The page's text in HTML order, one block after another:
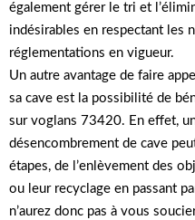
également gérer le tri et
indésirables en respectant les
réglementations en vigueur.
Un autre avantage de faire
sa cave est la possibilité de
sur voglans 73420. En effet,
désencombrement de cave
étapes, de l’enlèvement des
ou leur recyclage en passant
n’aurez donc pas à vous